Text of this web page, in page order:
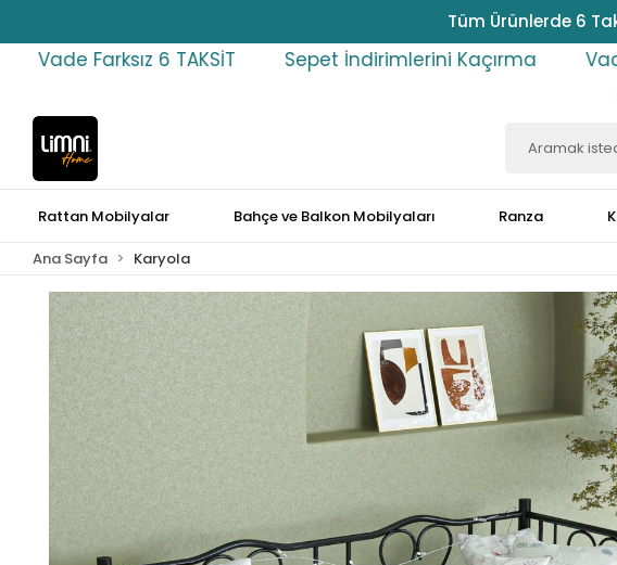
Tüm Ürünlerde 6
TAKSİT Sepet İndirimlerini Kaçırma Vade Farksız 6
Rattan Mobilyalar Bahçe ve Balkon Mobilyaları Ranza
Ana Sayfa Karyola